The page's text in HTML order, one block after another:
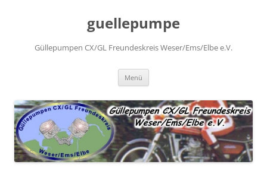
guellepumpe
Güllepumpen CX/GL Freundeskreis Weser/Ems/Elbe e.V.
Menü